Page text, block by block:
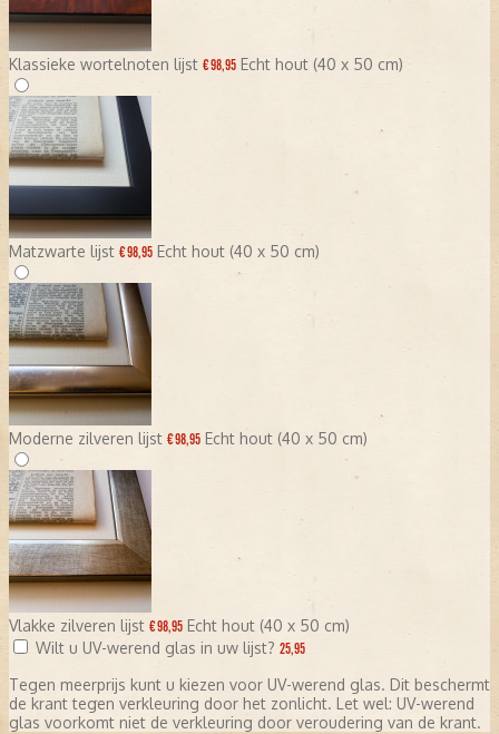
Klassieke wortelnoten lijst € 98,95 Echt hout (40 x 50 cm)
Matzwarte lijst € 98,95 Echt hout (40 x 50 cm)
Moderne zilveren lijst € 98,95 Echt hout (40 x 50 cm)
Vlakke zilveren lijst € 98,95 Echt hout (40 x 50 cm)
Wilt u UV-werend glas in uw lijst? 25,95
Tegen meerprijs kunt u kiezen voor UV-werend glas. Dit beschermt
de krant tegen verkleuring door het zonlicht. Let wel: UV-werend
glas voorkomt niet de verkleuring door veroudering van de krant.